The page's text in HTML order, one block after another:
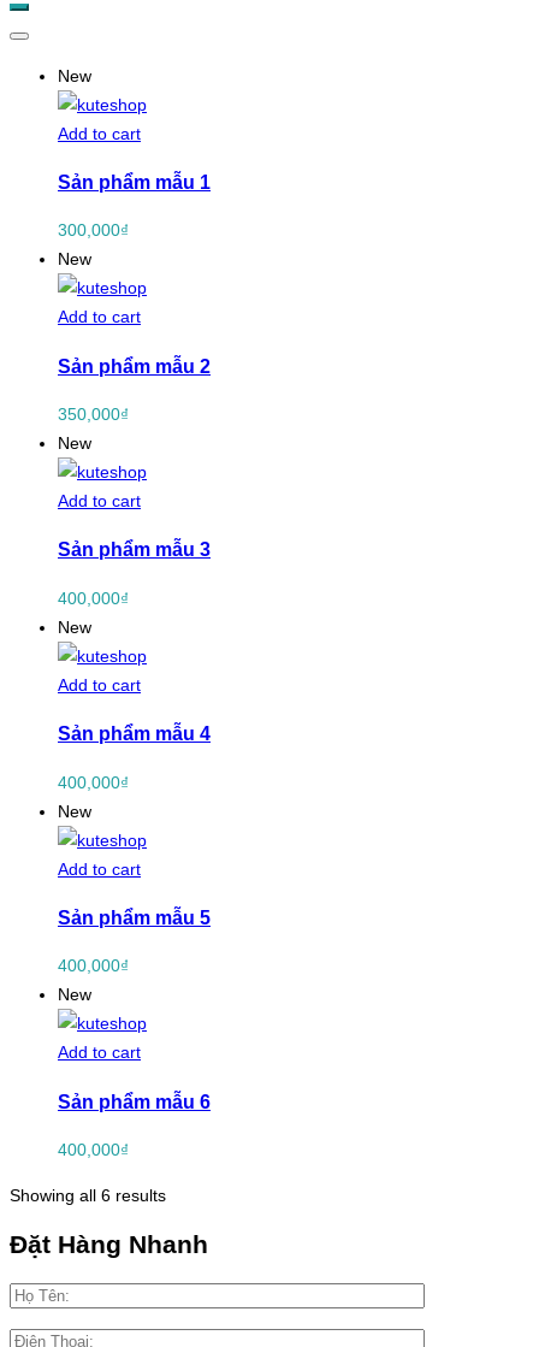
New
Add to cart
Sản phẩm mẫu 1
300,000₫
New
Add to cart
Sản phẩm mẫu 2
350,000₫
New
Add to cart
Sản phẩm mẫu 3
400,000₫
New
Add to cart
Sản phẩm mẫu 4
400,000₫
New
Add to cart
Sản phẩm mẫu 5
400,000₫
New
Add to cart
Sản phẩm mẫu 6
400,000₫
Showing all 6 results
Đặt Hàng Nhanh